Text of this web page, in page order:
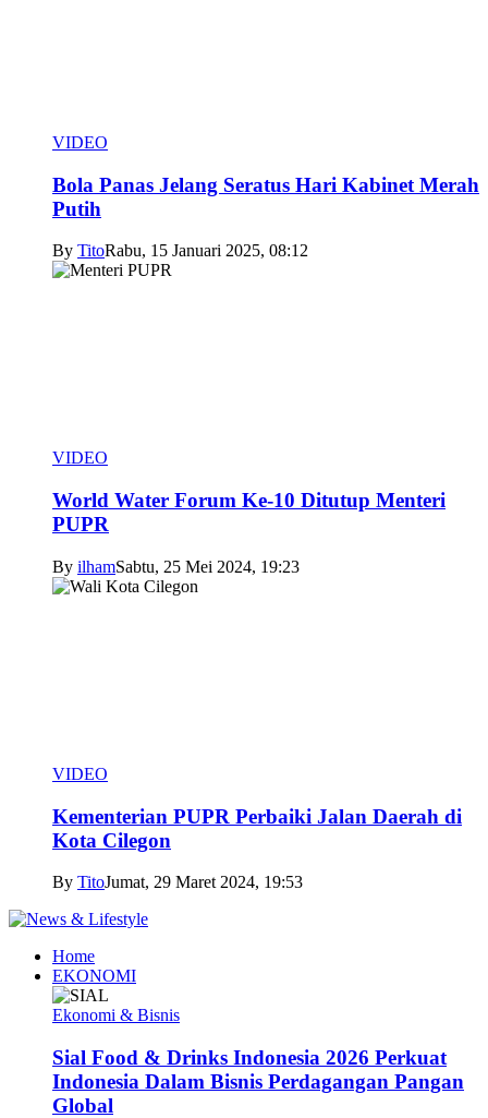
VIDEO
Bola Panas Jelang Seratus Hari Kabinet Merah
Putih
By TitoRabu, 15 Januari 2025, 08:12
VIDEO
World Water Forum Ke-10 Ditutup Menteri
PUPR
By ilhamSabtu, 25 Mei 2024, 19:23
VIDEO
Kementerian PUPR Perbaiki Jalan Daerah di
Kota Cilegon
By TitoJumat, 29 Maret 2024, 19:53
Home
EKONOMI
Ekonomi & Bisnis
Sial Food & Drinks Indonesia 2026 Perkuat
Indonesia Dalam Bisnis Perdagangan Pangan
Global